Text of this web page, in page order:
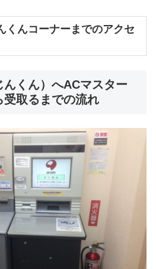
くんコーナーまでのアクセ
んくん）へACマスター
受取るまでの流れ